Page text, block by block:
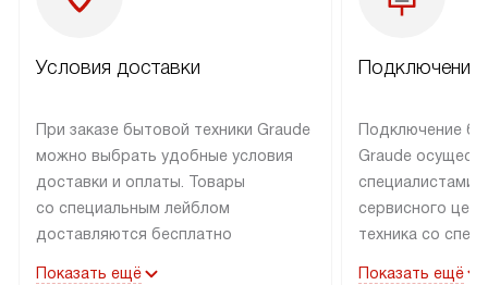
Условия доставки
При заказе бытовой техники Graude
можно выбрать удобные условия
доставки и оплаты. Товары
со специальным лейблом
доставляются бесплатно
Показать ещё
Подключение
Подключение
Graude
специалистами
сервисного
техника со
Показать ещё